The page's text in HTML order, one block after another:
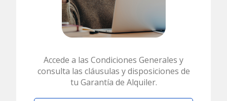
Accede a las Condiciones Generales y
consulta las cláusulas y disposiciones de
tu Garantía de Alquiler.